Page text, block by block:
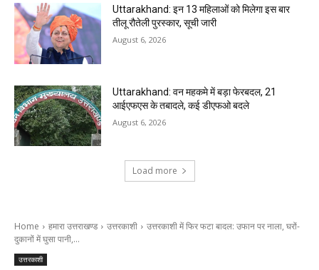
Uttarakhand: इन 13 महिलाओं को मिलेगा इस बार
तीलू रौतेली पुरस्कार, सूची जारी
August 6, 2026
Uttarakhand: वन महकमे में बड़ा फेरबदल, 21
आईएफएस के तबादले, कई डीएफओ बदले
August 6, 2026
Load more